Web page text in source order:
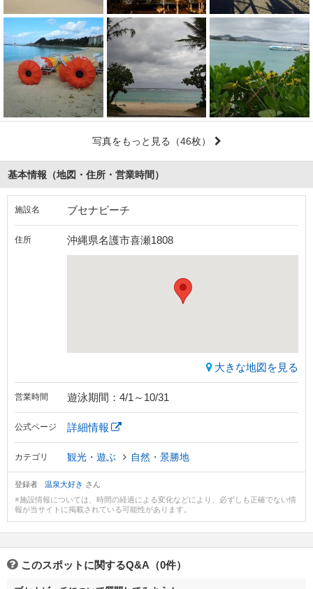
写真をもっと見る （46枚）
基本情報（地図・住所・営業時間）
施設名 ブセナビーチ
住所 沖縄県名護市喜瀬1808
大きな地図を見る
営業時間 遊泳期間：4/1～10/31
公式ページ 詳細情報
カテゴリ 観光・遊ぶ 自然・景勝地
登録者 温泉大好き さん
※施設情報については、時間の経過による変化などにより、必ずしも正確でない情
報が当サイトに掲載されている可能性があります。
このスポットに関するQ&A（0件）